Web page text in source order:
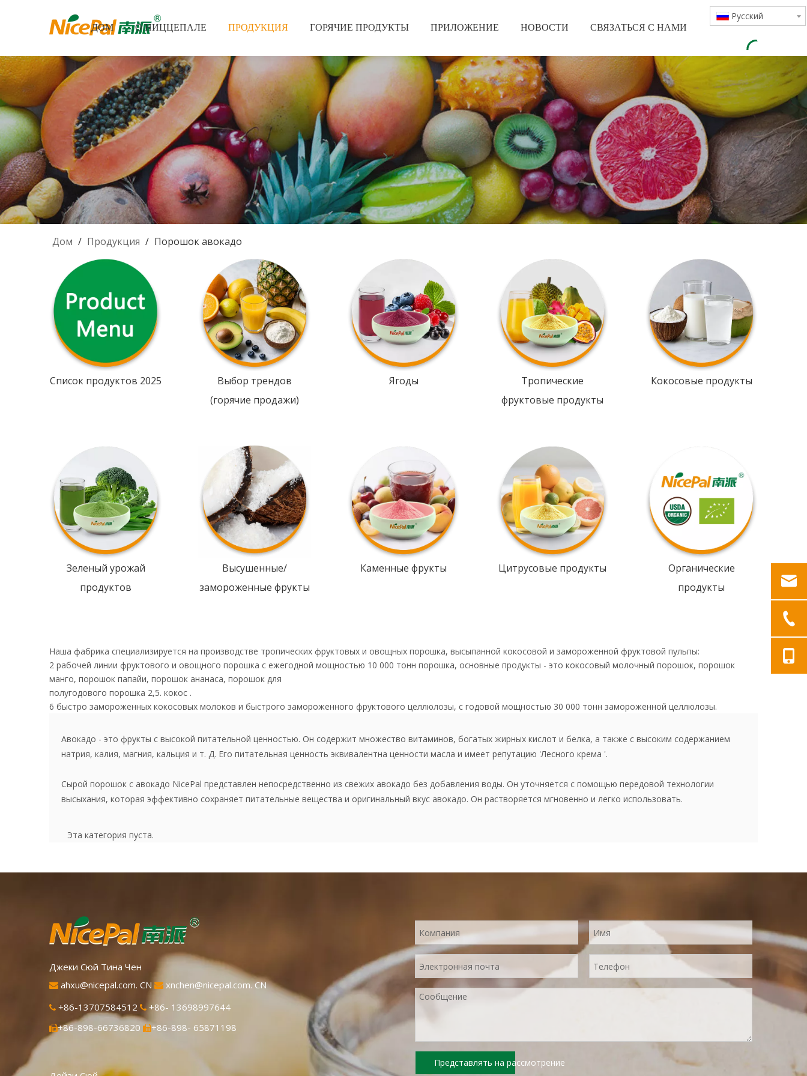
ДОМ О НИЦЦЕПАЛЕ ПРОДУКЦИЯ ГОРЯЧИЕ ПРОДУКТЫ ПРИЛОЖЕНИЕ НОВОСТИ СВЯЗАТЬСЯ С НАМИ
Pусский
Дом / Продукция / Порошок авокадо
Список продуктов 2025
Выбор трендов
(горячие продажи)
Ягоды
Тропические
фруктовые продукты
Кокосовые продукты
Зеленый урожай
продуктов
Высушенные/
замороженные фрукты
Каменные фрукты Цитрусовые продукты
Органические
продукты
Наша фабрика специализируется на производстве тропических фруктовых и овощных порошка, высыпанной кокосовой и замороженной фруктовой пульпы:
2 рабочей линии фруктового и овощного порошка с ежегодной мощностью 10 000 тонн порошка, основные продукты - это кокосовый молочный порошок, порошок
манго, порошок папайи, порошок ананаса, порошок для
полугодового порошка 2,5. кокос .
6 быстро замороженных кокосовых молоков и быстрого замороженного фруктового целлюлозы, с годовой мощностью 30 000 тонн замороженной целлюлозы.
Авокадо - это фрукты с высокой питательной ценностью. Он содержит множество витаминов, богатых жирных кислот и белка, а также с высоким содержанием
натрия, калия, магния, кальция и т. Д. Его питательная ценность эквивалентна ценности масла и имеет репутацию 'Лесного крема '.
Сырой порошок с авокадо NicePal представлен непосредственно из свежих авокадо без добавления воды. Он уточняется с помощью передовой технологии
высыхания, которая эффективно сохраняет питательные вещества и оригинальный вкус авокадо. Он растворяется мгновенно и легко использовать.
Эта категория пуста.
Джеки Сюй Тина Чен
 ahxu@nicepal.com. CN  xnchen@nicepal.com. CN
 +86-13707584512  +86- 13698997644
+86-898-66736820 +86-898- 65871198
Представлять на рассмотрение